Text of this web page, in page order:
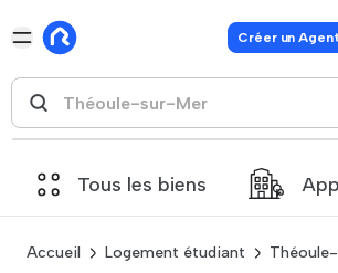
Créer un
Tous les biens
Accueil Logement étudiant